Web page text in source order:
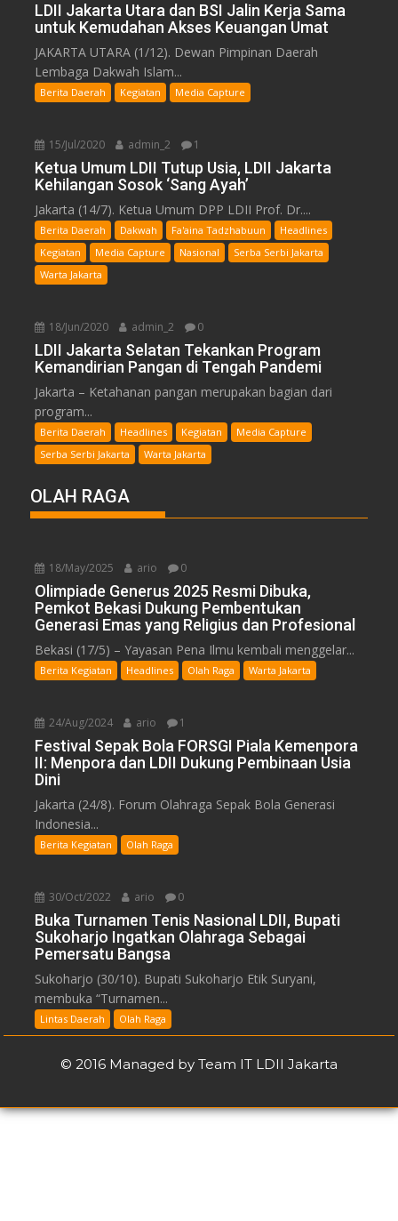
LDII Jakarta Utara dan BSI Jalin Kerja Sama
untuk Kemudahan Akses Keuangan Umat
JAKARTA UTARA (1/12). Dewan Pimpinan Daerah
Lembaga Dakwah Islam...
Berita Daerah Kegiatan Media Capture
15/Jul/2020 admin_2 1
Ketua Umum LDII Tutup Usia, LDII Jakarta
Kehilangan Sosok ‘Sang Ayah’
Jakarta (14/7). Ketua Umum DPP LDII Prof. Dr....
Berita Daerah Dakwah Fa'aina Tadzhabuun
Headlines
Kegiatan
Media Capture Nasional
Serba Serbi Jakarta
Warta Jakarta
18/Jun/2020 admin_2 0
LDII Jakarta Selatan Tekankan Program
Kemandirian Pangan di Tengah Pandemi
Jakarta – Ketahanan pangan merupakan bagian dari
program...
Berita Daerah Headlines Kegiatan
Media Capture
Serba Serbi Jakarta
Warta Jakarta
OLAH RAGA
18/May/2025 ario 0
Olimpiade Generus 2025 Resmi Dibuka,
Pemkot Bekasi Dukung Pembentukan
Generasi Emas yang Religius dan Profesional
Bekasi (17/5) – Yayasan Pena Ilmu kembali menggelar...
Berita Kegiatan Headlines Olah Raga Warta Jakarta
24/Aug/2024 ario 1
Festival Sepak Bola FORSGI Piala Kemenpora
II: Menpora dan LDII Dukung Pembinaan Usia
Dini
Jakarta (24/8). Forum Olahraga Sepak Bola Generasi
Indonesia...
Berita Kegiatan Olah Raga
30/Oct/2022 ario 0
Buka Turnamen Tenis Nasional LDII, Bupati
Sukoharjo Ingatkan Olahraga Sebagai
Pemersatu Bangsa
Sukoharjo (30/10). Bupati Sukoharjo Etik Suryani,
membuka “Turnamen...
Lintas Daerah Olah Raga
© 2016 Managed by Team IT LDII Jakarta